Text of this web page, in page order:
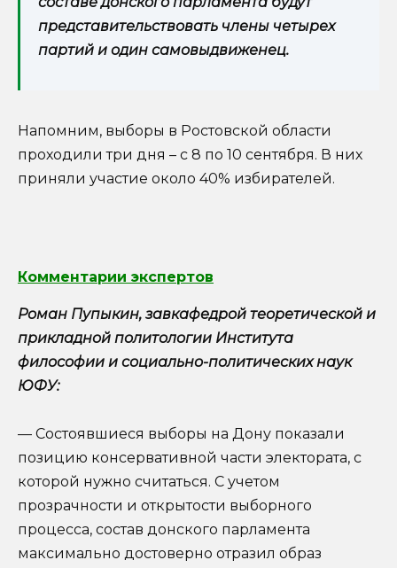
представительствовать члены четырех
партий и один самовыдвиженец.
Напомним, выборы в Ростовской области
проходили три дня – с 8 по 10 сентября. В них
приняли участие около 40% избирателей.
Комментарии экспертов
Роман Пупыкин, завкафедрой теоретической и
прикладной политологии Института
философии и социально-политических наук
ЮФУ:
— Состоявшиеся выборы на Дону показали
позицию консервативной части электората, с
которой нужно считаться. С учетом
прозрачности и открытости выборного
процесса, состав донского парламента
максимально достоверно отразил образ